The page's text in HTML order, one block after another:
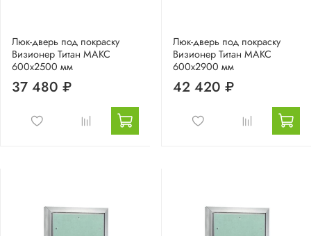
Люк-дверь под покраску
Визионер Титан МАКС
600х2500 мм
37 480 ₽
Люк-дверь под покраску
Визионер Титан МАКС
600х2900 мм
42 420 ₽